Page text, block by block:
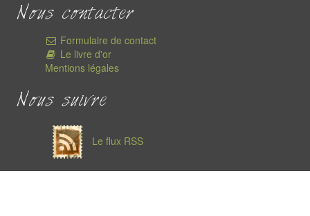
Nous contacter
Formulaire de contact
Le livre d'or
Mentions légales
Nous suivre
Le flux RSS